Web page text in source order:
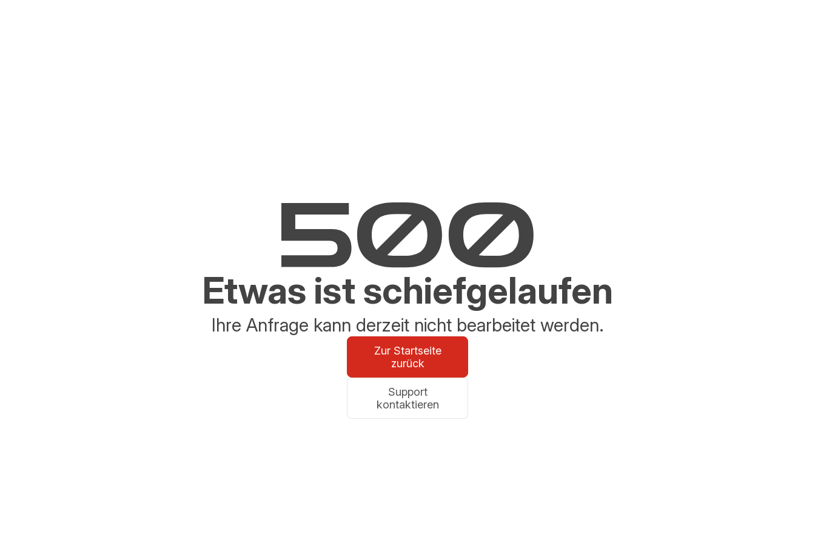
Etwas ist schiefgelaufen
Ihre Anfrage kann derzeit nicht bearbeitet werden.
Zur Startseite
zurück
Support
kontaktieren